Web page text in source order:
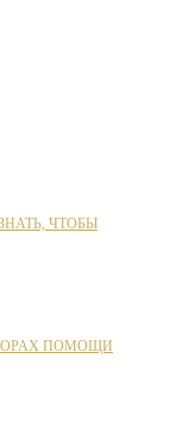
ЧТОБЫ
ПОМОЩИ